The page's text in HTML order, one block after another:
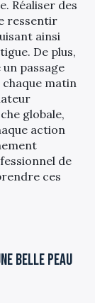
Réaliser des
ressentir
ainsi
De plus,
passage
chaque matin
globale,
action
de
ces
belle peau